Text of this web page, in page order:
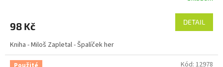
98 Kč DETAIL
Kniha - Miloš Zapletal - Špalíček her
Kód: 12978